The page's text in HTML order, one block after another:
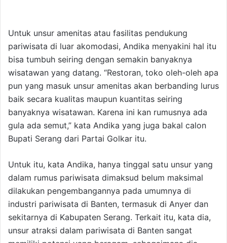
Untuk unsur amenitas atau fasilitas pendukung
pariwisata di luar akomodasi, Andika menyakini hal itu
bisa tumbuh seiring dengan semakin banyaknya
wisatawan yang datang. “Restoran, toko oleh-oleh apa
pun yang masuk unsur amenitas akan berbanding lurus
baik secara kualitas maupun kuantitas seiring
banyaknya wisatawan. Karena ini kan rumusnya ada
gula ada semut,” kata Andika yang juga bakal calon
Bupati Serang dari Partai Golkar itu.
Untuk itu, kata Andika, hanya tinggal satu unsur yang
dalam rumus pariwisata dimaksud belum maksimal
dilakukan pengembangannya pada umumnya di
industri pariwisata di Banten, termasuk di Anyer dan
sekitarnya di Kabupaten Serang. Terkait itu, kata dia,
unsur atraksi dalam pariwisata di Banten sangat